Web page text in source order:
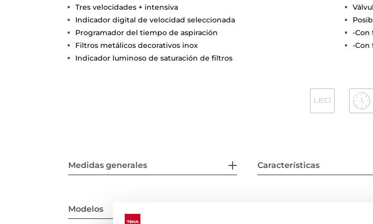
Tres velocidades + intensiva
Indicador digital de velocidad seleccionada
Programador del tiempo de aspiración
Filtros metálicos decorativos inox
Indicador luminoso de saturación de filtros
-Con
-Con
Medidas generales Características
Modelos